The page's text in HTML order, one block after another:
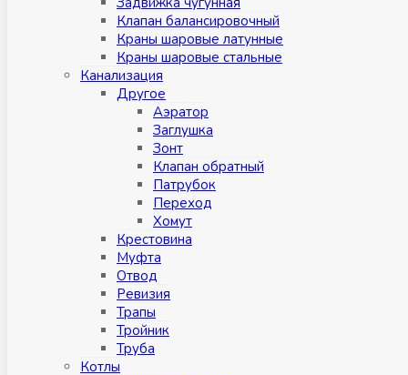
Клапан балансировочный
Краны шаровые латунные
Краны шаровые стальные
Канализация
Другое
Аэратор
Заглушкa
Зонт
Клапан обратный
Патрубок
Переход
Хомут
Крестовина
Муфтa
Отвод
Ревизия
Трапы
Тройник
Труба
Котлы